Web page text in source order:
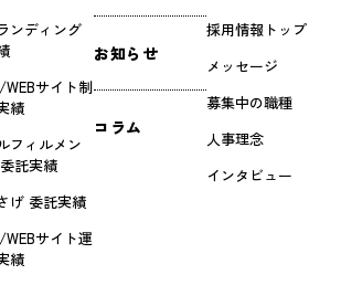
ンディング
WEBサイト制
績
フィルメン
委託実績
げ 委託実績
WEBサイト運
績
お知らせ
コラム
採用情報トップ
メッセージ
募集中の職種
人事理念
インタビュー